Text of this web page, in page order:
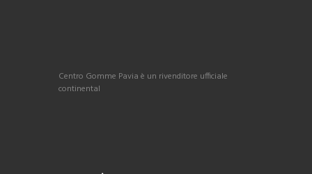
Centro Gomme Pavia è un rivenditore ufficiale
continental